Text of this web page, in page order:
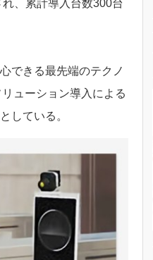
、累計導入台数300台
できる最先端のテクノ
ューション導入による
している。